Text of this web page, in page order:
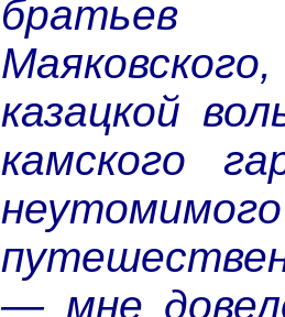
казацкой
камского
неутомимого
— мне